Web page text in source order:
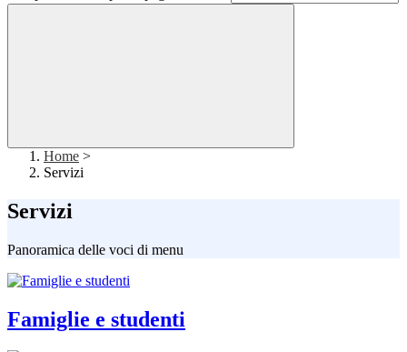
Home >
Servizi
Servizi
Panoramica delle voci di menu
Famiglie e studenti